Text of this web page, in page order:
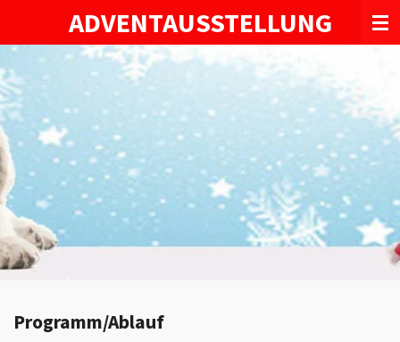
Hauptinhalt
ADVENTAUSSTELLUNG
Programm/Ablauf